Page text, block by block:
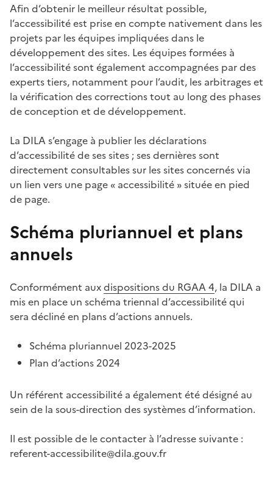
Afin d’obtenir le meilleur résultat possible,
l’accessibilité est prise en compte nativement dans les
projets par les équipes impliquées dans le
développement des sites. Les équipes formées à
l’accessibilité sont également accompagnées par des
experts tiers, notamment pour l’audit, les arbitrages et
la vérification des corrections tout au long des phases
de conception et de développement.
La DILA s’engage à publier les déclarations
d’accessibilité de ses sites ; ses dernières sont
directement consultables sur les sites concernés via
un lien vers une page « accessibilité » située en pied
de page.
Schéma pluriannuel et plans
annuels
Conformément auxdispositions du RGAA 4, la DILA a
mis en place un schéma triennal d’accessibilité qui
sera décliné en plans d’actions annuels.
Schéma pluriannuel 2023-2025
Plan d’actions 2024
Un référent accessibilité a également été désigné au
sein de la sous-direction des systèmes d’information.
Il est possible de le contacter à l’adresse suivante :
referent-accessibilite@dila.gouv.fr